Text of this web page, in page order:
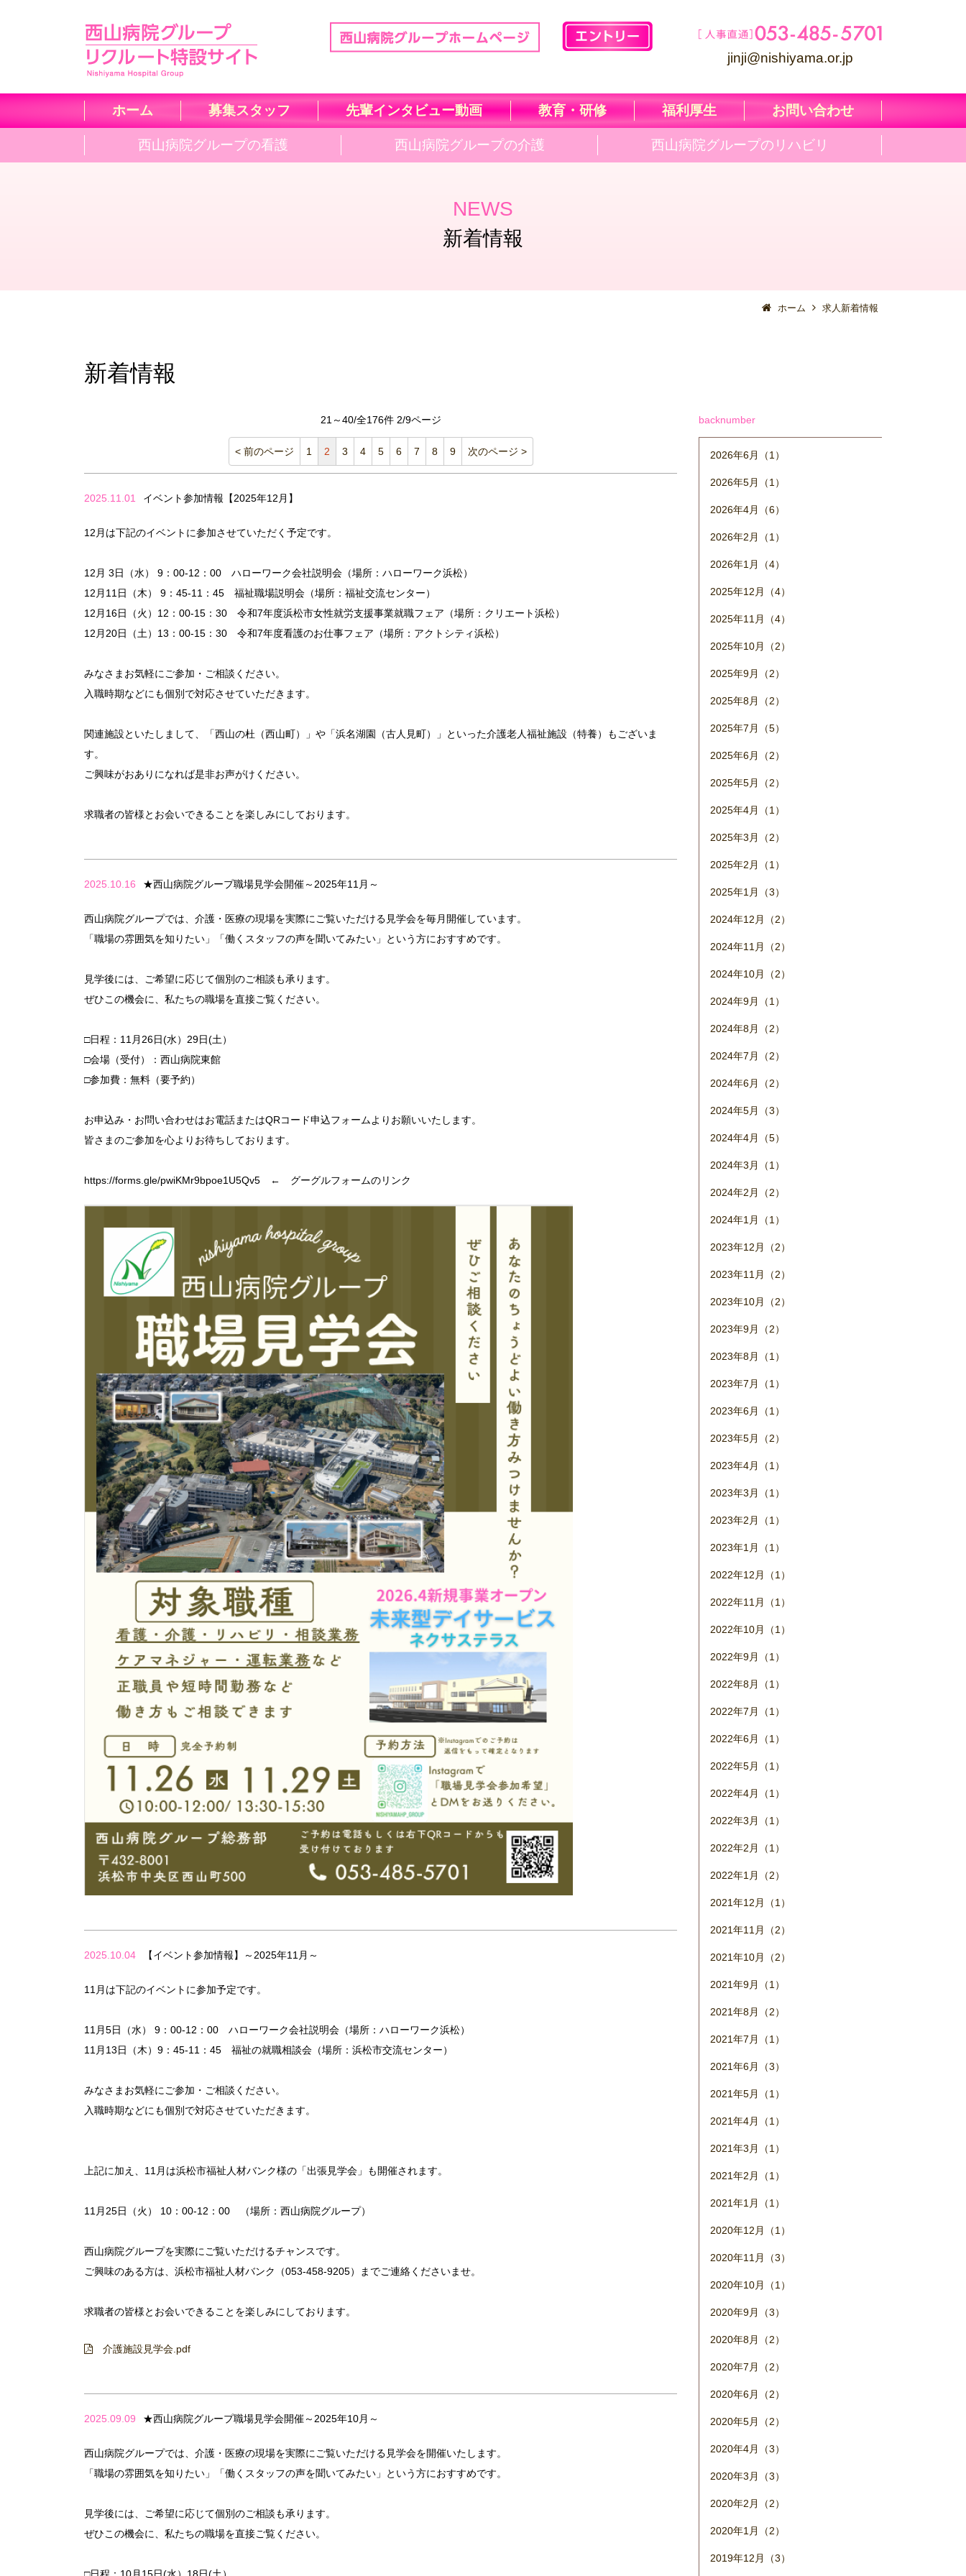
jinji@nishiyama.or.jp
ホーム 募集スタッフ 先輩インタビュー動画 教育・研修 福利厚生 お問い合わせ
西山病院グループの看護 西山病院グループの介護 西山病院グループのリハビリ
NEWS
新着情報
ホーム 求人新着情報
新着情報
21～40/全176件 2/9ページ
< 前のページ 1 2 3 4 5 6 7 8 9 次のページ >
2025.11.01 イベント参加情報【2025年12月】
12月は下記のイベントに参加させていただく予定です。
12月 3日（水） 9：00-12：00 ハローワーク会社説明会（場所：ハローワーク浜松）
12月11日（木） 9：45-11：45 福祉職場説明会（場所：福祉交流センター）
12月16日（火）12：00-15：30 令和7年度浜松市女性就労支援事業就職フェア（場所：クリエート浜松）
12月20日（土）13：00-15：30 令和7年度看護のお仕事フェア（場所：アクトシティ浜松）
みなさまお気軽にご参加・ご相談ください。
入職時期などにも個別で対応させていただきます。
関連施設といたしまして、「西山の杜（西山町）」や「浜名湖園（古人見町）」といった介護老人福祉施設（特養）もございま
す。
ご興味がおありになれば是非お声がけください。
求職者の皆様とお会いできることを楽しみにしております。
2025.10.16 ★西山病院グループ職場見学会開催～2025年11月～
西山病院グループでは、介護・医療の現場を実際にご覧いただける見学会を毎月開催しています。
「職場の雰囲気を知りたい」「働くスタッフの声を聞いてみたい」という方におすすめです。
見学後には、ご希望に応じて個別のご相談も承ります。
ぜひこの機会に、私たちの職場を直接ご覧ください。
□日程：11月26日(水）29日(土）
□会場（受付）：西山病院東館
□参加費：無料（要予約）
お申込み・お問い合わせはお電話またはQRコード申込フォームよりお願いいたします。
皆さまのご参加を心よりお待ちしております。
https://forms.gle/pwiKMr9bpoe1U5Qv5 ← グーグルフォームのリンク
2025.10.04 【イベント参加情報】～2025年11月～
11月は下記のイベントに参加予定です。
11月5日（水） 9：00-12：00 ハローワーク会社説明会（場所：ハローワーク浜松）
11月13日（木）9：45-11：45 福祉の就職相談会（場所：浜松市交流センター）
みなさまお気軽にご参加・ご相談ください。
入職時期などにも個別で対応させていただきます。
上記に加え、11月は浜松市福祉人材バンク様の「出張見学会」も開催されます。
11月25日（火） 10：00-12：00 （場所：西山病院グループ）
西山病院グループを実際にご覧いただけるチャンスです。
ご興味のある方は、浜松市福祉人材バンク（053-458-9205）までご連絡くださいませ。
求職者の皆様とお会いできることを楽しみにしております。
介護施設見学会.pdf
2025.09.09 ★西山病院グループ職場見学会開催～2025年10月～
西山病院グループでは、介護・医療の現場を実際にご覧いただける見学会を開催いたします。
「職場の雰囲気を知りたい」「働くスタッフの声を聞いてみたい」という方におすすめです。
見学後には、ご希望に応じて個別のご相談も承ります。
ぜひこの機会に、私たちの職場を直接ご覧ください。
backnumber
2026年6月（1）
2026年5月（1）
2026年4月（6）
2026年2月（1）
2026年1月（4）
2025年12月（4）
2025年11月（4）
2025年10月（2）
2025年9月（2）
2025年8月（2）
2025年7月（5）
2025年6月（2）
2025年5月（2）
2025年4月（1）
2025年3月（2）
2025年2月（1）
2025年1月（3）
2024年12月（2）
2024年11月（2）
2024年10月（2）
2024年9月（1）
2024年8月（2）
2024年7月（2）
2024年6月（2）
2024年5月（3）
2024年4月（5）
2024年3月（1）
2024年2月（2）
2024年1月（1）
2023年12月（2）
2023年11月（2）
2023年10月（2）
2023年9月（2）
2023年8月（1）
2023年7月（1）
2023年6月（1）
2023年5月（2）
2023年4月（1）
2023年3月（1）
2023年2月（1）
2023年1月（1）
2022年12月（1）
2022年11月（1）
2022年10月（1）
2022年9月（1）
2022年8月（1）
2022年7月（1）
2022年6月（1）
2022年5月（1）
2022年4月（1）
2022年3月（1）
2022年2月（1）
2022年1月（2）
2021年12月（1）
2021年11月（2）
2021年10月（2）
2021年9月（1）
2021年8月（2）
2021年7月（1）
2021年6月（3）
2021年5月（1）
2021年4月（1）
2021年3月（1）
2021年2月（1）
2021年1月（1）
2020年12月（1）
2020年11月（3）
2020年10月（1）
2020年9月（3）
2020年8月（2）
2020年7月（2）
2020年6月（2）
2020年5月（2）
2020年4月（3）
2020年3月（3）
2020年2月（2）
2020年1月（2）
2019年12月（3）